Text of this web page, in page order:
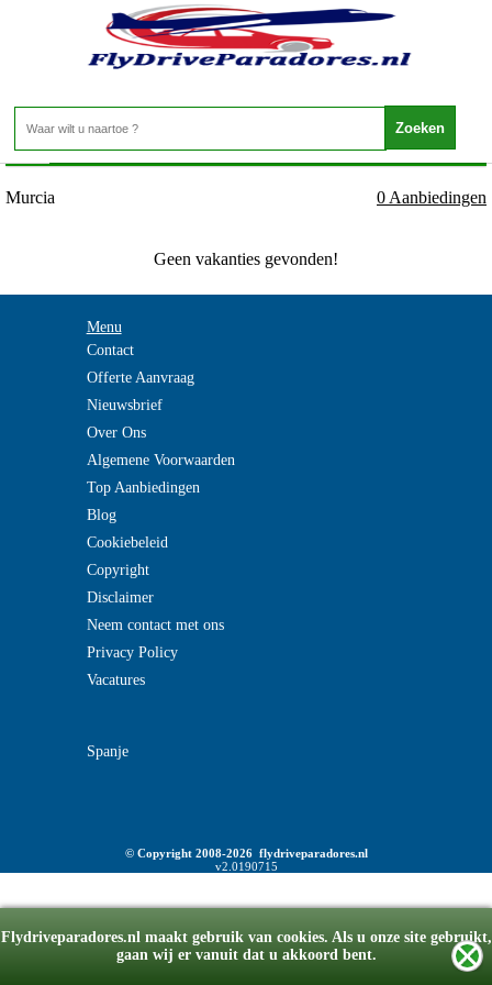
Flydriveparadores.nl maakt gebruik van cookies. Als u onze site gebruikt,
gaan wij er vanuit dat u akkoord bent.
Spanje - Murcia - Murcia
Home>
Murcia 0 Aanbiedingen
Geen vakanties gevonden!
Menu
Contact
Offerte Aanvraag
Nieuwsbrief
Over Ons
Algemene Voorwaarden
Top Aanbiedingen
Blog
Cookiebeleid
Copyright
Disclaimer
Neem contact met ons
Privacy Policy
Vacatures
Spanje
© Copyright 2008-2026 flydriveparadores.nl
v2.0190715